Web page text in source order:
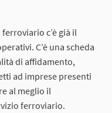
c’è già il
C’è una scheda
di affidamento,
ad imprese presenti
al meglio il
ferroviario.